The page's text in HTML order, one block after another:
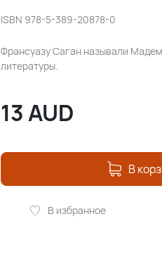
ISBN 978-5-389-20878-0
Франсуазу Саган называли
литературы.
13AUD
В
В избранное